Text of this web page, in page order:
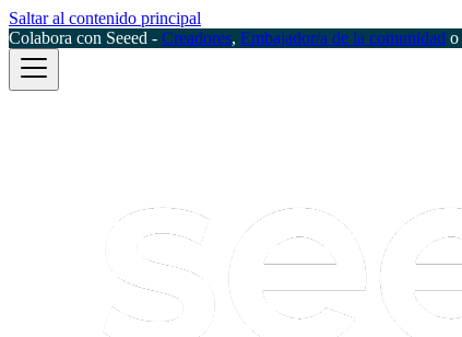
Saltar al contenido principal
Colabora con Seeed - Creadores, Embajador/a de la comunidad o